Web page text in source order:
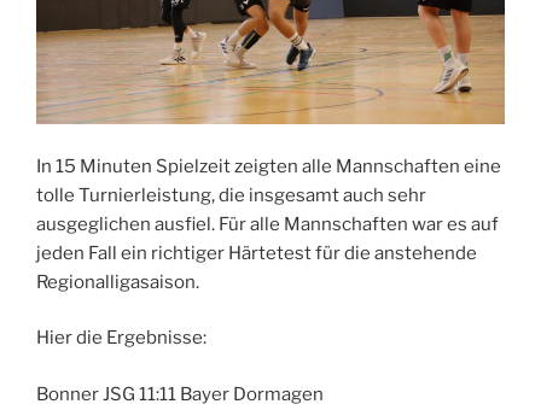
In 15 Minuten Spielzeit zeigten alle Mannschaften eine
tolle Turnierleistung, die insgesamt auch sehr
ausgeglichen ausfiel. Für alle Mannschaften war es auf
jeden Fall ein richtiger Härtetest für die anstehende
Regionalligasaison.
Hier die Ergebnisse:
Bonner JSG 11:11 Bayer Dormagen